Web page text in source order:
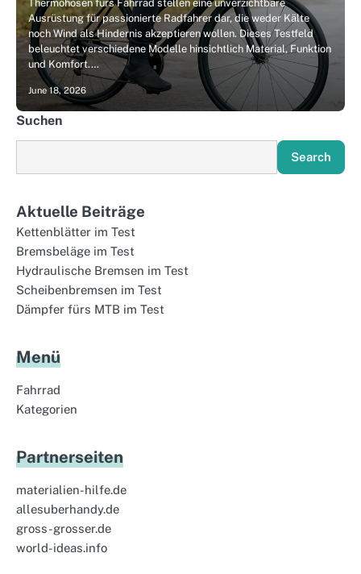
Thermohosen fürs Fahrrad stellen eine unverzichtbare
Ausrüstung für passionierte Radfahrer dar, die weder Kälte
noch Wind als Hindernis akzeptieren wollen. Dieses Testfeld
beleuchtet verschiedene Modelle hinsichtlich Material, Funktion
und Komfort.…
June 18, 2026
Suchen
Search
Aktuelle Beiträge
Kettenblätter im Test
Bremsbeläge im Test
Hydraulische Bremsen im Test
Scheibenbremsen im Test
Dämpfer fürs MTB im Test
Menü
Fahrrad
Kategorien
Partnerseiten
materialien-hilfe.de
allesuberhandy.de
gross-grosser.de
world-ideas.info